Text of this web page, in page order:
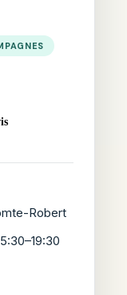
Robert